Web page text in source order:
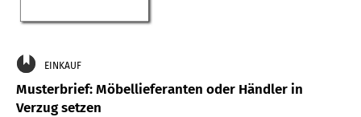
EINKAUF
Musterbrief: Möbellieferanten oder Händler in
Verzug setzen